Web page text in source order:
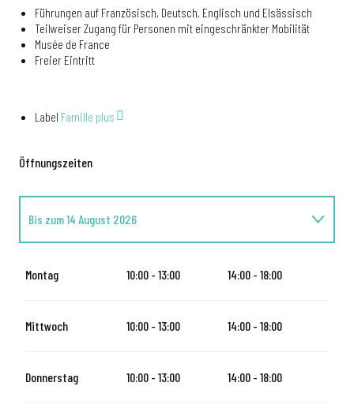
Führungen auf Französisch, Deutsch, Englisch und Elsässisch
Teilweiser Zugang für Personen mit eingeschränkter Mobilität
Musée de France
Freier Eintritt
Label Famille plus
Öffnungszeiten
Bis zum14 August 2026
Montag 10:00 - 13:00 14:00 - 18:00
Mittwoch 10:00 - 13:00 14:00 - 18:00
Donnerstag 10:00 - 13:00 14:00 - 18:00